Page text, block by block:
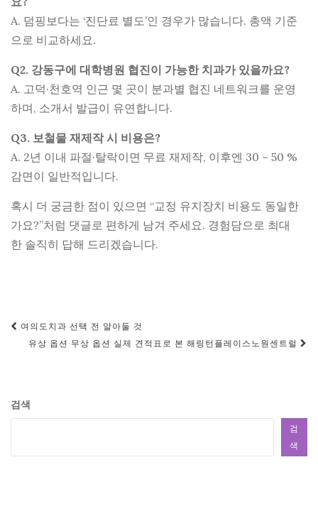
A. 덤핑보다는 ‘진단료 별도’인 경우가 많습니다. 총액 기준
으로 비교하세요.
Q2. 강동구에 대학병원 협진이 가능한 치과가 있을까요?
A. 고덕·천호역 인근 몇 곳이 분과별 협진 네트워크를 운영
하며, 소개서 발급이 유연합니다.
Q3. 보철물 재제작 시 비용은?
A. 2년 이내 파절·탈락이면 무료 재제작, 이후엔 30 ~ 50 %
감면이 일반적입니다.
혹시 더 궁금한 점이 있으면 “교정 유지장치 비용도 동일한
가요?”처럼 댓글로 편하게 남겨 주세요. 경험담으로 최대
한 솔직히 답해 드리겠습니다.
Post
navigation
여의도치과 선택 전 알아둘 것
유상 옵션·무상 옵션 실제 견적표로 본 해링턴플레이스노원센트럴
검색
검
색